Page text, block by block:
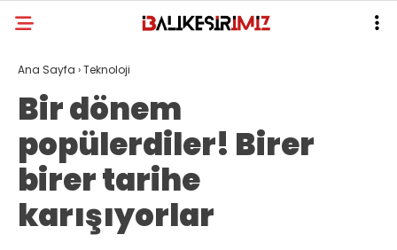
Ana Sayfa ›Teknoloji
Bir dönem
popülerdiler! Birer
birer tarihe
karışıyorlar